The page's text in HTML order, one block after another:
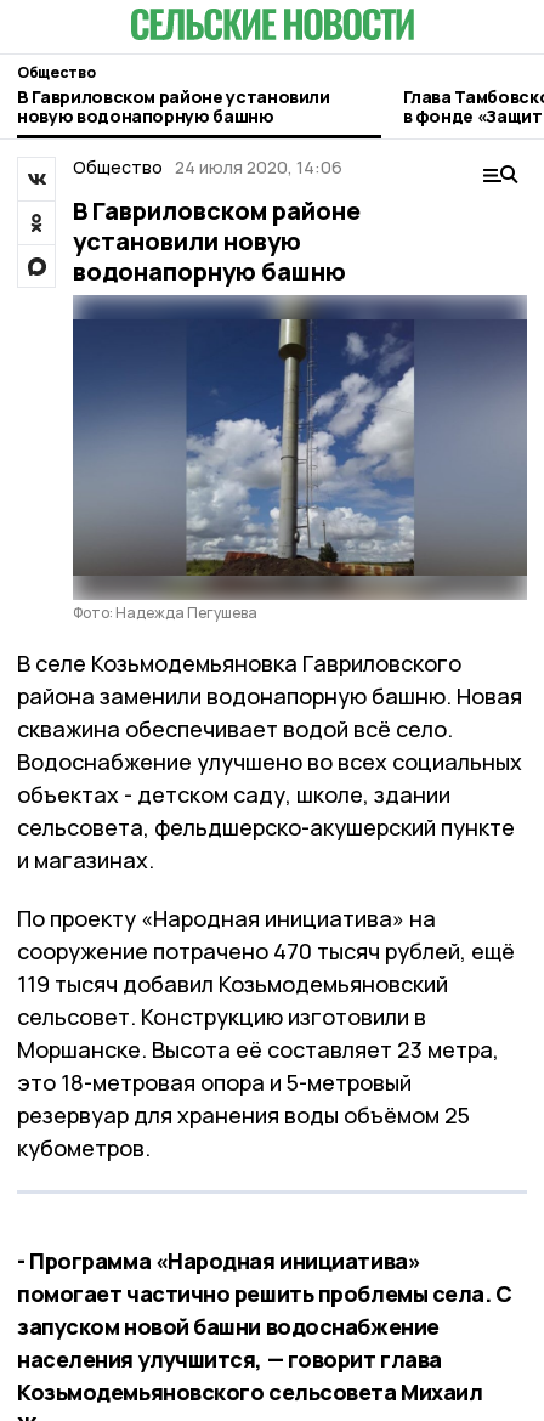
Общество
В Гавриловском районе установили
новую водонапорную башню
Глава
в фонде
Общество 24 июля 2020, 14:06
В Гавриловском районе
установили новую
водонапорную башню
Фото: Надежда Пегушева
В селе Козьмодемьяновка Гавриловского
района заменили водонапорную башню. Новая
скважина обеспечивает водой всё село.
Водоснабжение улучшено во всех социальных
объектах - детском саду, школе, здании
сельсовета, фельдшерско-акушерский пункте
и магазинах.
По проекту «Народная инициатива» на
сооружение потрачено 470 тысяч рублей, ещё
119 тысяч добавил Козьмодемьяновский
сельсовет. Конструкцию изготовили в
Моршанске. Высота её составляет 23 метра,
это 18-метровая опора и 5-метровый
резервуар для хранения воды объёмом 25
кубометров.
- Программа «Народная инициатива»
помогает частично решить проблемы села. С
запуском новой башни водоснабжение
населения улучшится, — говорит глава
Козьмодемьяновского сельсовета Михаил